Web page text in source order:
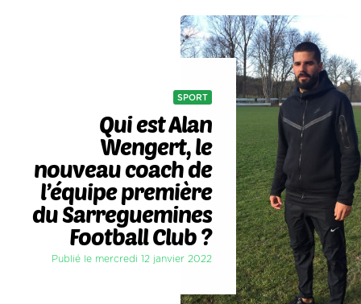
SPORT
Qui est Alan
Wengert, le
nouveau coach de
l’équipe première
du Sarreguemines
Football Club ?
Publié le mercredi 12 janvier 2022